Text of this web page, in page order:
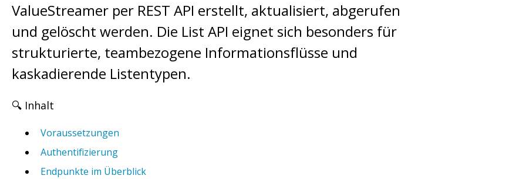
ValueStreamer per REST API erstellt, aktualisiert, abgerufen
und gelöscht werden. Die List API eignet sich besonders für
strukturierte, teambezogene Informationsflüsse und
kaskadierende Listentypen.
🔍 Inhalt
Voraussetzungen
Authentifizierung
Endpunkte im Überblick